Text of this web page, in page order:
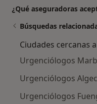
¿Qué aseguradoras
Búsquedas
Ciudades cercanas
Urgenciólogos
Urgenciólogos
Urgenciólogos